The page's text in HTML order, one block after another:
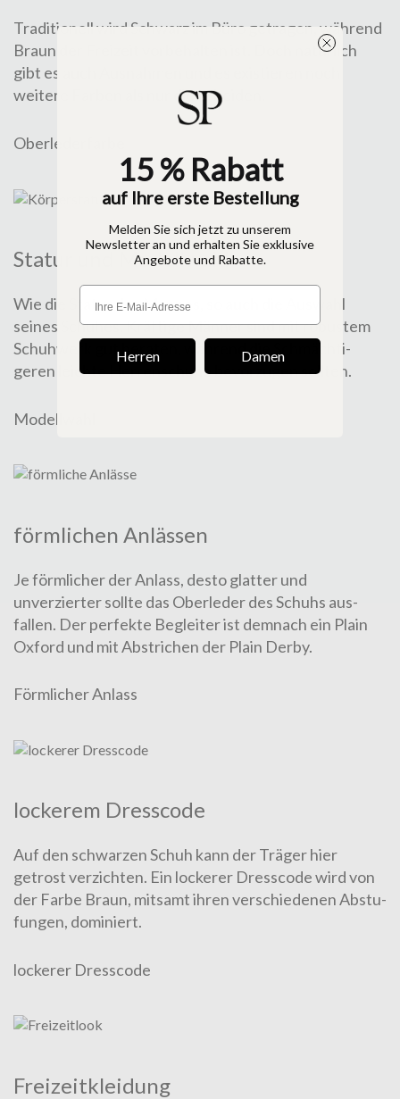
Traditionell wird Schwarz im Büro getragen, während
Braun der Frei­zeit vorbehalten ist. Doch natürlich
gibt es auch Aus­nah­men und es existieren noch
weitere Farben als nur diese beiden.
Oberlederfarbe
Statur und Modell­wahl
Wie die Statur des Mannes, so auch die Auswahl
seines Schuh­es. Kräf­tige Männer sind mit ro­bus­tem
Schuhwerk gut be­ra­ten, während die Schmäch­ti­
geren leich­te Herren­schuhe bevor­zugen sollten.
Modellwahl
förm­lich­en An­läss­en
Je förmlicher der Anlass, desto glatter und
unverzierter sollte das Oberleder des Schuhs aus­
fallen. Der perfekte Begleiter ist dem­nach ein Plain
Oxford und mit Ab­strichen der Plain Derby.
Förmlicher Anlass
lock­er­em Dress­code
Auf den schwarzen Schuh kann der Träger hier
getrost ver­zich­ten. Ein lockerer Dress­code wird von
der Farbe Braun, mitsamt ihren ver­schiedenen Abstu­
fung­en, dominiert.
lockerer Dresscode
Frei­zeit­klei­dung
15 % Rabatt
auf Ihre erste Bestellung
Melden Sie sich jetzt zu unserem
Newsletter an und erhalten Sie exklusive
Angebote und Rabatte.
Herren Damen